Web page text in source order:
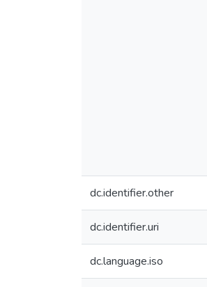
dc.identifier.other
dc.identifier.uri
dc.language.iso